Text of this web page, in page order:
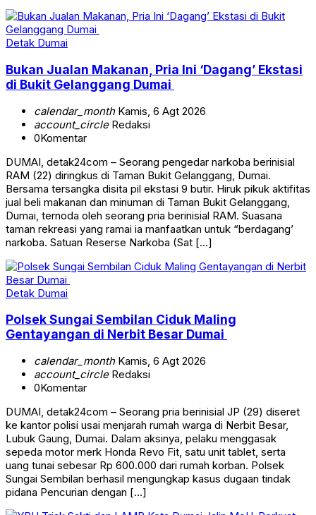
Detak Dumai
Bukan Jualan Makanan, Pria Ini ‘Dagang’ Ekstasi
di Bukit Gelanggang Dumai
calendar_monthKamis, 6 Agt 2026
account_circleRedaksi
0Komentar
DUMAI, detak24com – Seorang pengedar narkoba berinisial
RAM (22) diringkus di Taman Bukit Gelanggang, Dumai.
Bersama tersangka disita pil ekstasi 9 butir. Hiruk pikuk aktifitas
jual beli makanan dan minuman di Taman Bukit Gelanggang,
Dumai, ternoda oleh seorang pria berinisial RAM. Suasana
taman rekreasi yang ramai ia manfaatkan untuk “berdagang’
narkoba. Satuan Reserse Narkoba (Sat […]
Detak Dumai
Polsek Sungai Sembilan Ciduk Maling
Gentayangan di Nerbit Besar Dumai
calendar_monthKamis, 6 Agt 2026
account_circleRedaksi
0Komentar
DUMAI, detak24com – Seorang pria berinisial JP (29) diseret
ke kantor polisi usai menjarah rumah warga di Nerbit Besar,
Lubuk Gaung, Dumai. Dalam aksinya, pelaku menggasak
sepeda motor merk Honda Revo Fit, satu unit tablet, serta
uang tunai sebesar Rp 600.000 dari rumah korban. Polsek
Sungai Sembilan berhasil mengungkap kasus dugaan tindak
pidana Pencurian dengan […]